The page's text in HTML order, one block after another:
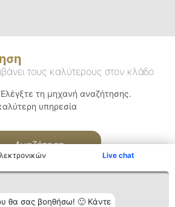
Live chat
θα σας βοηθήσω! 🙂 Κάντε
τους καλύτερους στον κλάδο
τη μηχανή αναζήτησης.
υπηρεσία
Αναζήτηση